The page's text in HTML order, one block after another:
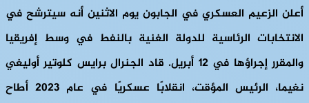
أعلن الزعيم العسكري في الجابون يوم الاثنين أنه سيترشح في
الانتخابات الرئاسية للدولة الغنية بالنفط في وسط إفريقيا
والمقرر إجراؤها في 12 أبريل. قاد الجنرال برايس كلوتير أوليغي
نغيما، الرئيس المؤقت، انقلابًا عسكريًا في عام 2023 أطاح